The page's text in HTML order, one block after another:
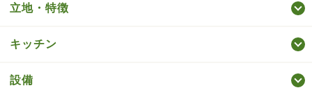
立地・特徴
キッチン
設備